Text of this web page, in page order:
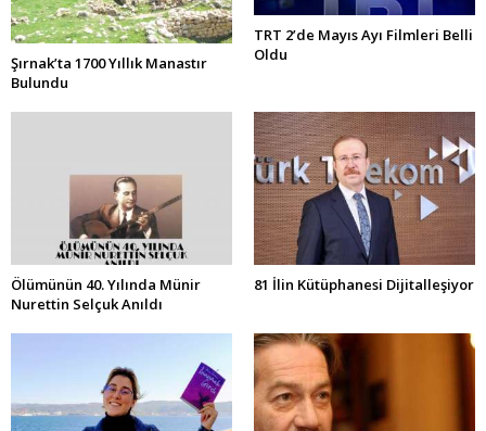
Şırnak’ta 1700 Yıllık Manastır
Bulundu
TRT 2’de Mayıs Ayı Filmleri Belli
Oldu
Ölümünün 40. Yılında Münir
Nurettin Selçuk Anıldı
81 İlin Kütüphanesi Dijitalleşiyor